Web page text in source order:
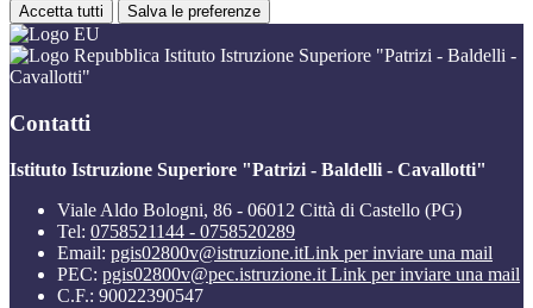
Accetta tutti Salva le preferenze
Istituto Istruzione Superiore "Patrizi - Baldelli -
Cavallotti"
Contatti
Istituto Istruzione Superiore "Patrizi - Baldelli - Cavallotti"
Viale Aldo Bologni, 86 - 06012 Città di Castello (PG)
Tel: 0758521144 - 0758520289
Email: pgis02800v@istruzione.itLink per inviare una mail
PEC: pgis02800v@pec.istruzione.it Link per inviare una mail
C.F.: 90022390547